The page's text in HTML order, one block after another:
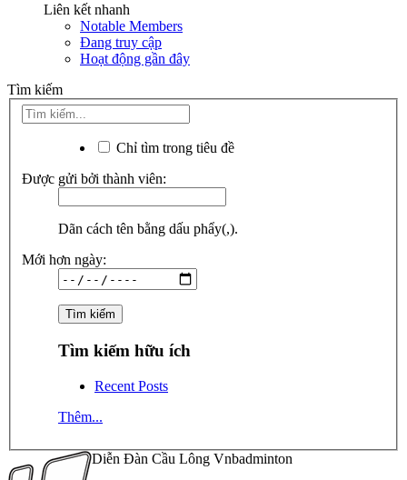
Liên kết nhanh
Notable Members
Đang truy cập
Hoạt động gần đây
Tìm kiếm
Chỉ tìm trong tiêu đề
Được gửi bởi thành viên:
Dãn cách tên bằng dấu phẩy(,).
Mới hơn ngày:
Tìm kiếm hữu ích
Recent Posts
Thêm...
Diễn Đàn Cầu Lông Vnbadminton